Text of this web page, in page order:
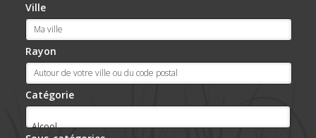
Ville
Rayon
Catégorie